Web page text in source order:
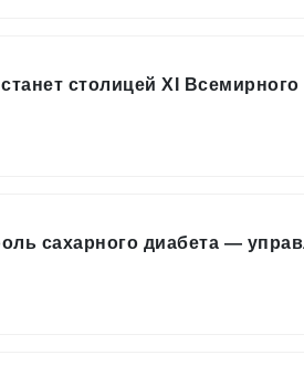
столицей XI Всемирного
сахарного диабета —